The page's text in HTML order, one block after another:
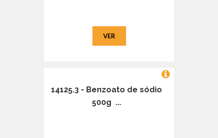
VER
14125.3 - Benzoato de sódio
500g ...